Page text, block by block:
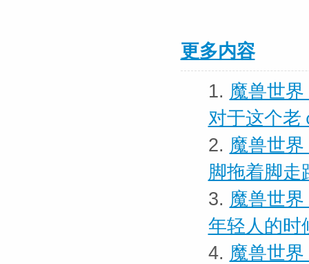
更多内容
1. 魔兽世
对于这个老
2. 魔兽世
脚拖着脚走
3. 魔兽世
年轻人的时
4. 魔兽世界